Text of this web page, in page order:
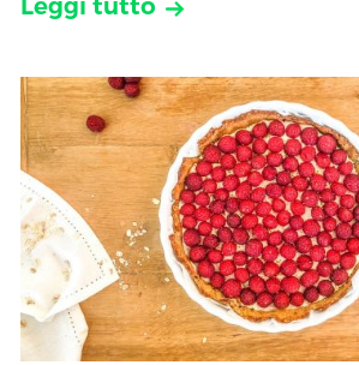
Leggi tutto